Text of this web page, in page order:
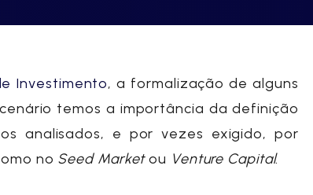
Investimento, a formalização de alguns
temos a importância da definição
analisados, e por vezes exigido, por
no Seed Marketou Venture Capital.